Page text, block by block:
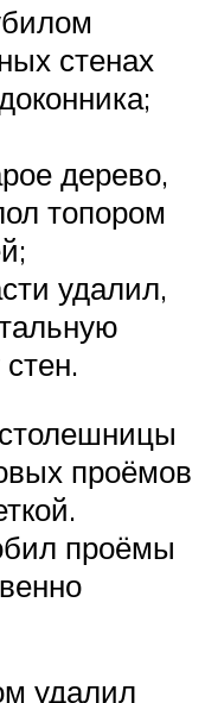
стенах
дерево,
топором
удалил,
проёмов
проёмы
удалил